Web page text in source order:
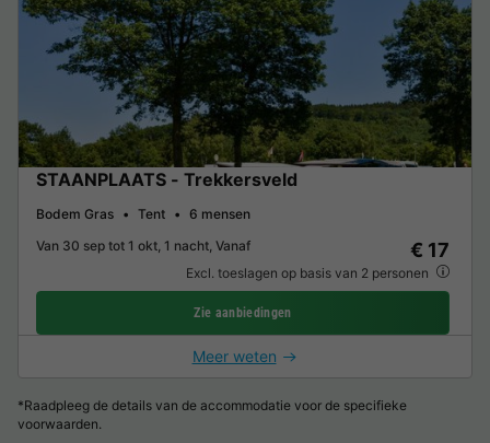
STAANPLAATS - Trekkersveld
Bodem Gras Tent
6 mensen
Van 30 sep tot 1 okt, 1 nacht, Vanaf
€ 17
Excl. toeslagen op basis van 2 personen
Zie aanbiedingen
Meer weten
*Raadpleeg de details van de accommodatie voor de specifieke
voorwaarden.